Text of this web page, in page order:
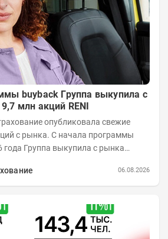
buyback Группа выкупила с
млн акций RENI
опубликовала свежие
с рынка. C начала программы
года Группа выкупила с рынка
06.08.2026